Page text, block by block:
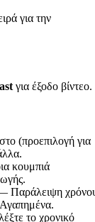
για την
για έξοδο βίντεο.
(προεπιλογή για
κουμπιά
Παράλειψη
το χρονικό